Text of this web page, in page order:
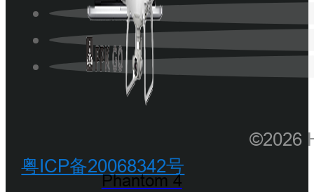
Phantom 4
©2026
粤ICP备20068342号